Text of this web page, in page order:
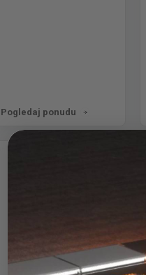
Pogledaj ponudu